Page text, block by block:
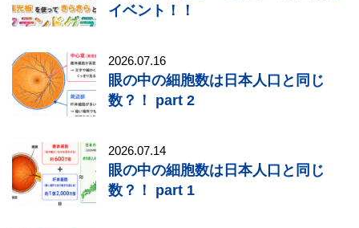
イベント！！
2026.07.16
眼の中の細胞数は日本人口と同じ
数？！ part 2
2026.07.14
眼の中の細胞数は日本人口と同じ
数？！ part 1